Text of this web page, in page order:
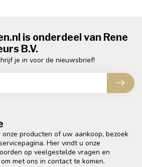
producten of uw aankoop, bezoek
Hier vindt u onze
op veelgestelde vragen en
met ons in contact te komen.
is onderdeel van Rene
B.V.
je in voor de nieuwsbrief!